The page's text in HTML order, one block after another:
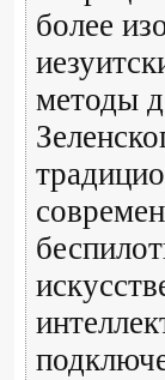
более
методы